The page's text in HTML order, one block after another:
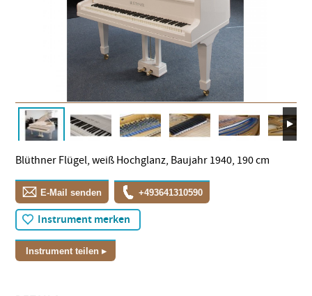
Blüthner Flügel, weiß Hochglanz, Baujahr 1940, 190 cm
E-Mail senden +493641310590
Instrument merken
Instrument teilen